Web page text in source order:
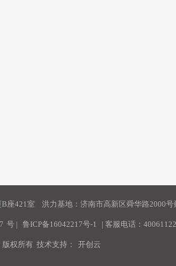
座421室 洪力基地：济南市高新区舜华路2000号
号 | 鲁ICP备16042217号-1 | 客服电话：
权所有 技术支持： 开创云